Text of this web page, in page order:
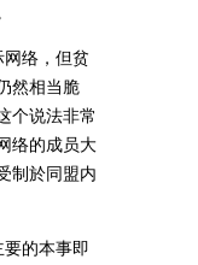
络，但贫
然相当脆
个说法非常
络的成员大
制於同盟内
的本事即